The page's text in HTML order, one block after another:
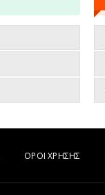
ΟΡΟΙ ΧΡΗΣΗΣ